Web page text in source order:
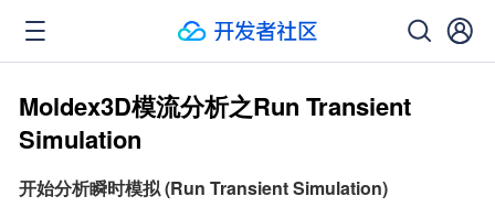
Moldex3D模流分析之Run Transient
Simulation
开始分析瞬时模拟 (Run Transient Simulation)